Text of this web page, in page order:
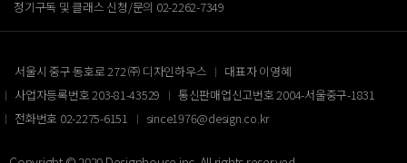
정기구독 및 클래스 신청/문의 02-2262-7349
서울시 중구 동호로 272 ㈜ 디자인하우스
대표자 이영혜
사업자등록번호 203-81-43529
통신판매업신고번호 2004-서울중구-1831
전화번호 02-2275-6151
since1976@design.co.kr